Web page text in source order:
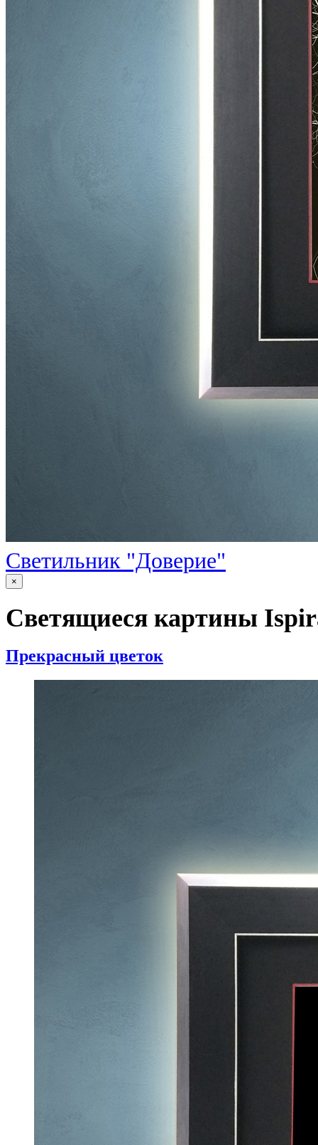
Светильник "Доверие"
×
Светящиеся картины
Прекрасный цветок